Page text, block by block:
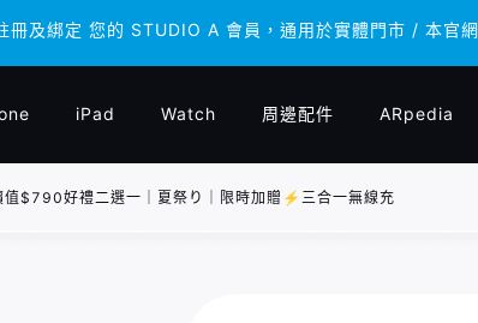
及綁定 您的 STUDIO A 會員，通用於實體門市 / 本官
及綁定 您的 STUDIO A 會員，通用於實體門市 / 本官
iPad Watch 周邊配件 ARpedia
$790好禮二選一｜夏祭り｜限時加贈⚡️三合一無線充